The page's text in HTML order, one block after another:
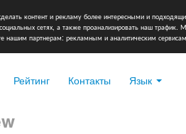
контент и рекламу более интересными и
сетях, а также проанализировать наш
нашим партнерам: рекламным и аналитическим
Рейтинг Контакты Язык